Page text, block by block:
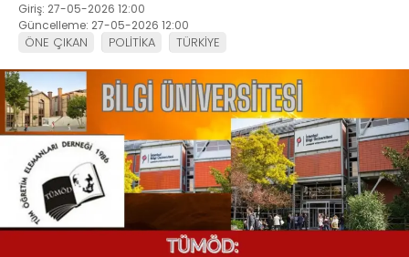
Giriş: 27-05-2026 12:00
Güncelleme: 27-05-2026 12:00
ÖNE ÇIKAN POLİTİKA TÜRKİYE